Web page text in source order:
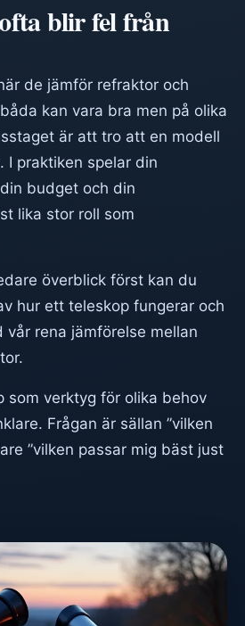
blir fel från
de jämför refraktor och
kan vara bra men på olika
är att tro att en modell
I praktiken spelar din
budget och din
lika stor roll som
överblick först kan du
hur ett teleskop fungerar och
vår rena jämförelse mellan
.
som verktyg för olika behov
Frågan är sällan ”vilken
”vilken passar mig bäst just